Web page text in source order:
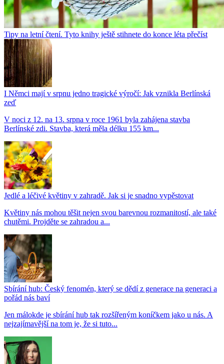
Tipy na letní čtení. Tyto knihy ještě stihnete do konce léta přečíst
I Němci mají v srpnu jedno tragické výročí: Jak vznikla Berlínská
zeď
V noci z 12. na 13. srpna v roce 1961 byla zahájena stavba
Berlínské zdi. Stavba, která měla délku 155 km...
Jedlé a léčivé květiny v zahradě. Jak si je snadno vypěstovat
Květiny nás mohou těšit nejen svou barevnou rozmanitostí, ale také
chutěmi. Projděte se zahradou a...
Sbírání hub: Český fenomén, který se dědí z generace na generaci a
pořád nás baví
Jen málokde je sbírání hub tak rozšířeným koníčkem jako u nás. A
nejzajímavější na tom je, že si tuto...